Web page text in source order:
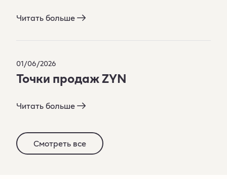
Читать больше
01/06/2026
Точки продаж ZYN
Читать больше
Смотреть все